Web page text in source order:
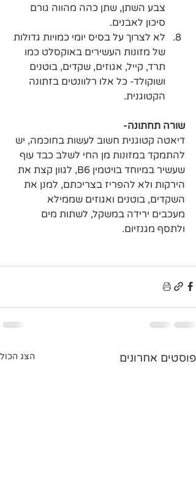
צבע השתן, שתן כהה מהווה גורם
סיכון לאבנים.
לא לצרוך על בסיס יומי כמויות גדולות
של מזונות העשירים באוקסלט כמו
תרד, קייל, אגוזים, שקדים, בוטנים
ושוקולד- כל אלו רלוונטים בזתונה
הקטוגנית.
שורה תחתונה-
דיאטה קטוגנית חשוב לעשות בחוכמה, יש
להתמקד במזונות מן החי לשלב כבד עוף
שעשיר במיוחד בויטמין B6, לגוון קצת את
הירקות ולא להפריז בצריכתם, למנן את
השקדים, בוטנים ואגוזים שממילא
מעכבים ירידה במשקל, לשתות מים
ולתסף מגנזיום.
פוסטים אחרונים הצג הכול